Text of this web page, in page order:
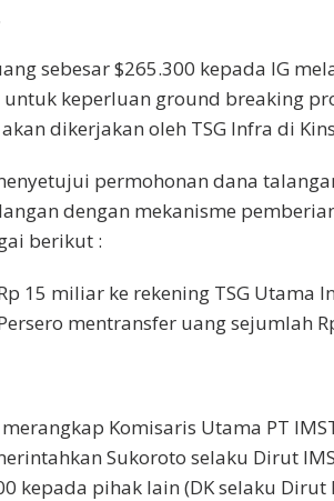
sebesar $265.300 kepada IG
keperluan ground breaking
dikerjakan oleh TSG Infra di
permohonan dana
dengan mekanisme
berikut :
15 miliar ke rekening TSG Utama
mentransfer uang sejumlah
Komisaris Utama PT
Sukoroto selaku Dirut
kepada pihak lain (DK selaku Dirut